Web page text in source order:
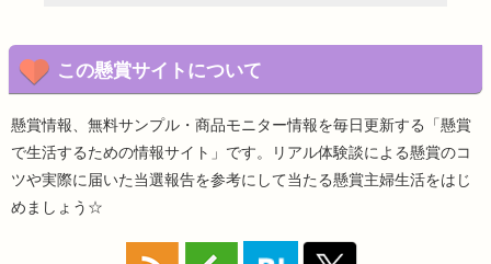
この懸賞サイトについて
懸賞情報、無料サンプル・商品モニター情報を毎日更新する「懸賞
で生活するための情報サイト」です。リアル体験談による懸賞のコ
ツや実際に届いた当選報告を参考にして当たる懸賞主婦生活をはじ
めましょう☆